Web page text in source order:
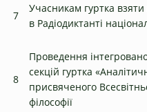
7
Учасникам гуртка
в Радіодиктанті
8
Проведення
секцій гуртка
присвяченого
філософії